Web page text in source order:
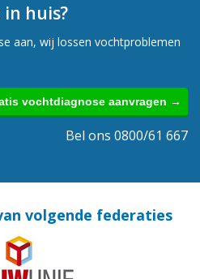
huis?
aan, wij lossen vochtproblemen
vochtdiagnose aanvragen →
Bel ons 0800/61 667
volgende federaties